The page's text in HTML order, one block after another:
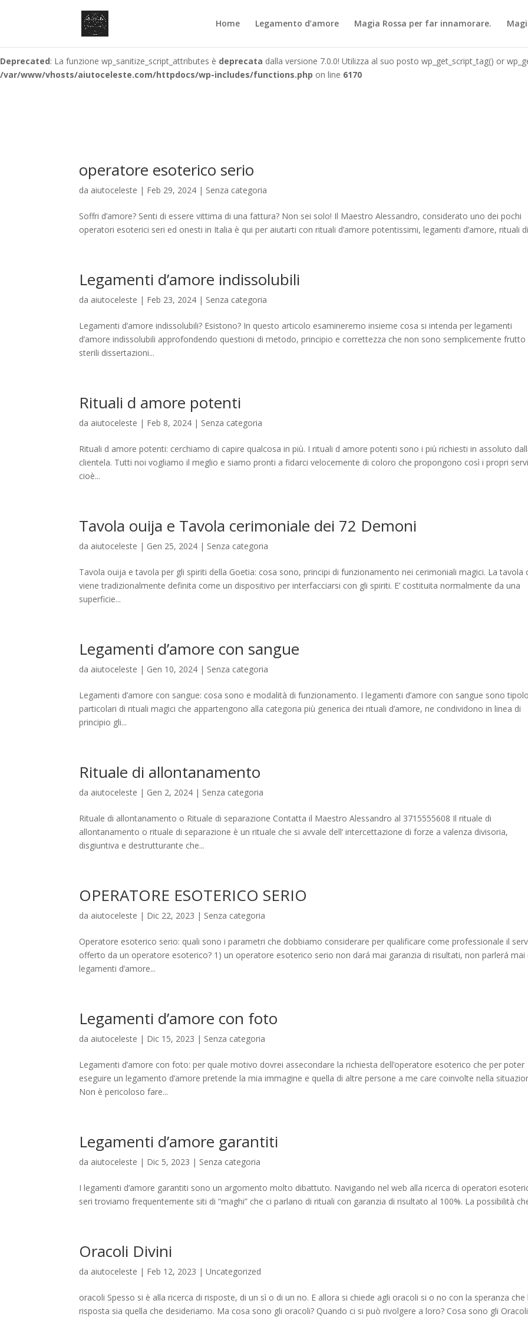
: La funzione wp_sanitize_script_attributes èdeprecatadalla versione 7.0.0! Utilizza al suo posto wp_get_script_tag() or
/var/www/vhosts/aiutoceleste.com/httpdocs/wp-includes/functions.php
Deprecated: La funzione wp_sanitize_script_attributes è deprecata dalla versione 7.0.0! Utilizza al suo posto wp_get_script_tag() or
/var/www/vhosts/aiutoceleste.com/httpdocs/wp-includes/functions.php on line 6170
Home Legamento d’amore Magia Rossa per far innamorare.
operatore esoterico serio
da aiutoceleste | Feb 29, 2024 | Senza categoria
Soffri d’amore? Senti di essere vittima di una fattura? Non sei solo! Il Maestro Alessandro, considerato uno dei pochi
operatori esoterici seri ed onesti in Italia è qui per aiutarti con rituali d’amore potentissimi, legamenti d’amore, rituali
Legamenti d’amore indissolubili
da aiutoceleste | Feb 23, 2024 | Senza categoria
Legamenti d’amore indissolubili? Esistono? In questo articolo esamineremo insieme cosa si intenda per legamenti
d’amore indissolubili approfondendo questioni di metodo, principio e correttezza che non sono semplicemente frutto
sterili dissertazioni...
Rituali d amore potenti
da aiutoceleste | Feb 8, 2024 | Senza categoria
Rituali d amore potenti: cerchiamo di capire qualcosa in più. I rituali d amore potenti sono i più richiesti in assoluto
clientela. Tutti noi vogliamo il meglio e siamo pronti a fidarci velocemente di coloro che propongono così i propri
cioè...
Tavola ouija e Tavola cerimoniale dei 72 Demoni
da aiutoceleste | Gen 25, 2024 | Senza categoria
Tavola ouija e tavola per gli spiriti della Goetia: cosa sono, principi di funzionamento nei cerimoniali magici. La tavola
viene tradizionalmente definita come un dispositivo per interfacciarsi con gli spiriti. E’ costituita normalmente da una
superficie...
Legamenti d’amore con sangue
da aiutoceleste | Gen 10, 2024 | Senza categoria
Legamenti d’amore con sangue: cosa sono e modalità di funzionamento. I legamenti d’amore con sangue sono
particolari di rituali magici che appartengono alla categoria più generica dei rituali d’amore, ne condividono in linea di
principio gli...
Rituale di allontanamento
da aiutoceleste | Gen 2, 2024 | Senza categoria
Rituale di allontanamento o Rituale di separazione Contatta il Maestro Alessandro al 3715555608 Il rituale di
allontanamento o rituale di separazione è un rituale che si avvale dell’ intercettazione di forze a valenza divisoria,
disgiuntiva e destrutturante che...
OPERATORE ESOTERICO SERIO
da aiutoceleste | Dic 22, 2023 | Senza categoria
Operatore esoterico serio: quali sono i parametri che dobbiamo considerare per qualificare come professionale il
offerto da un operatore esoterico? 1) un operatore esoterico serio non dará mai garanzia di risultati, non parlerá mai
legamenti d’amore...
Legamenti d’amore con foto
da aiutoceleste | Dic 15, 2023 | Senza categoria
Legamenti d’amore con foto: per quale motivo dovrei assecondare la richiesta dell’operatore esoterico che per poter
eseguire un legamento d’amore pretende la mia immagine e quella di altre persone a me care coinvolte nella
Non è pericoloso fare...
Legamenti d’amore garantiti
da aiutoceleste | Dic 5, 2023 | Senza categoria
I legamenti d’amore garantiti sono un argomento molto dibattuto. Navigando nel web alla ricerca di operatori
seri troviamo frequentemente siti di “maghi” che ci parlano di rituali con garanzia di risultato al 100%. La possibilità
Oracoli Divini
da aiutoceleste | Feb 12, 2023 |Uncategorized
oracoli Spesso si è alla ricerca di risposte, di un sì o di un no. E allora si chiede agli oracoli si o no con la speranza che
risposta sia quella che desideriamo. Ma cosa sono gli oracoli? Quando ci si può rivolgere a loro? Cosa sono gli